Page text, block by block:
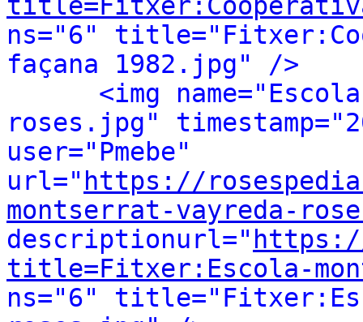
ns="6"
façana 1982.jpg" />
<img
roses.jpg"
user="Pmebe"
url=" https://
montserrat-vayreda-
descriptionurl="
title=Fitxer:Escola-
ns="6"